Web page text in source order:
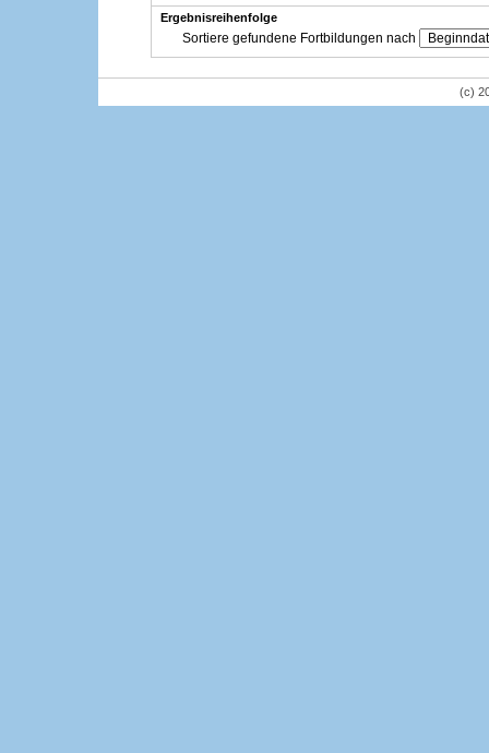
Ergebnisreihenfolge
Sortiere gefundene Fortbildungen nach
(c)